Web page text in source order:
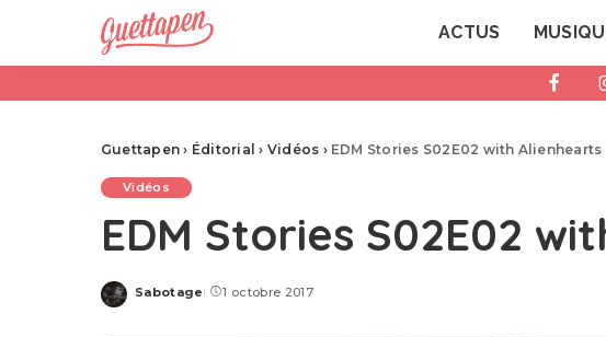
ACTUS
Guettapen › Éditorial › Vidéos › EDM Stories S02E02 with Alienhearts
Vidéos
EDM Stories S02E02
Posted
Sabotage 1 octobre 2017